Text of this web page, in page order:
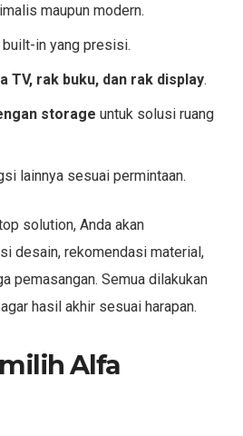
maupun modern.
built-in yang presisi.
TV, rak buku, dan rak display.
storage untuk solusi ruang
lainnya sesuai permintaan.
solution, Anda akan
desain, rekomendasi material,
pemasangan. Semua dilakukan
hasil akhir sesuai harapan.
Alfa